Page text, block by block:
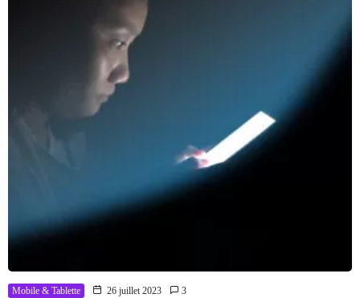
Mobile & Tablette 26 juillet 2023 3